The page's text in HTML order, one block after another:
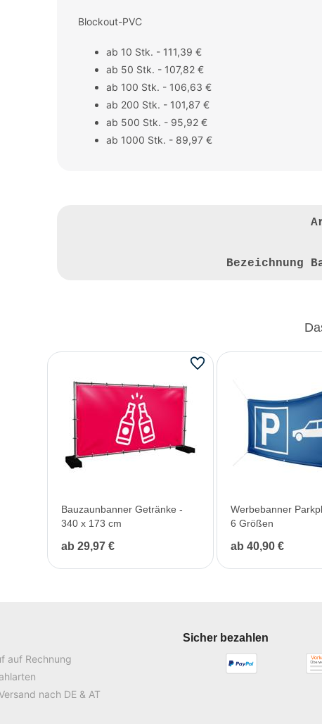
Blockout-PVC
ab 10 Stk. - 111,39 €
ab 50 Stk. - 107,82 €
ab 100 Stk. - 106,63 €
ab 200 Stk. - 101,87 €
ab 500 Stk. - 95,92 €
ab 1000 Stk. - 89,97 €
Bezeichnung
Bauzaunbanner Getränke -
340 x 173 cm
ab 29,97 €
Werbebanner
6 Größen
ab 40,90 €
auf Rechnung
nach DE & AT
Sicher bezahlen